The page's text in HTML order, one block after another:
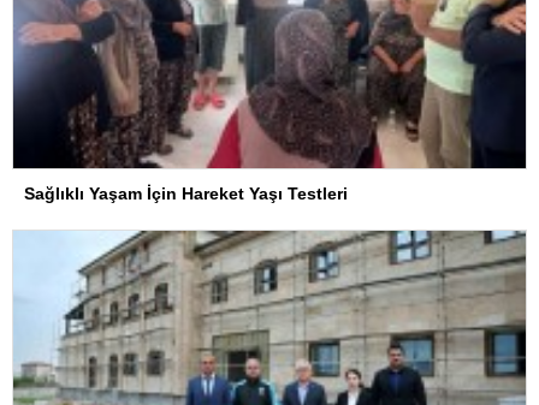
Sağlıklı Yaşam İçin Hareket Yaşı Testleri